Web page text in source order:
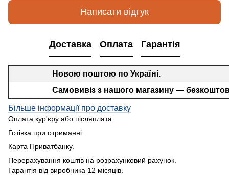
Написати відгук
Доставка Оплата Гарантія
Новою поштою по Україні.
Самовивіз з нашого магазину —
Більше інформації про доставку
Оплата кур'єру або післяплата.
Готівка при отриманні.
Карта Приватбанку.
Перерахування коштів на розрахунковий рахунок.
Гарантія від виробника 12 місяців.